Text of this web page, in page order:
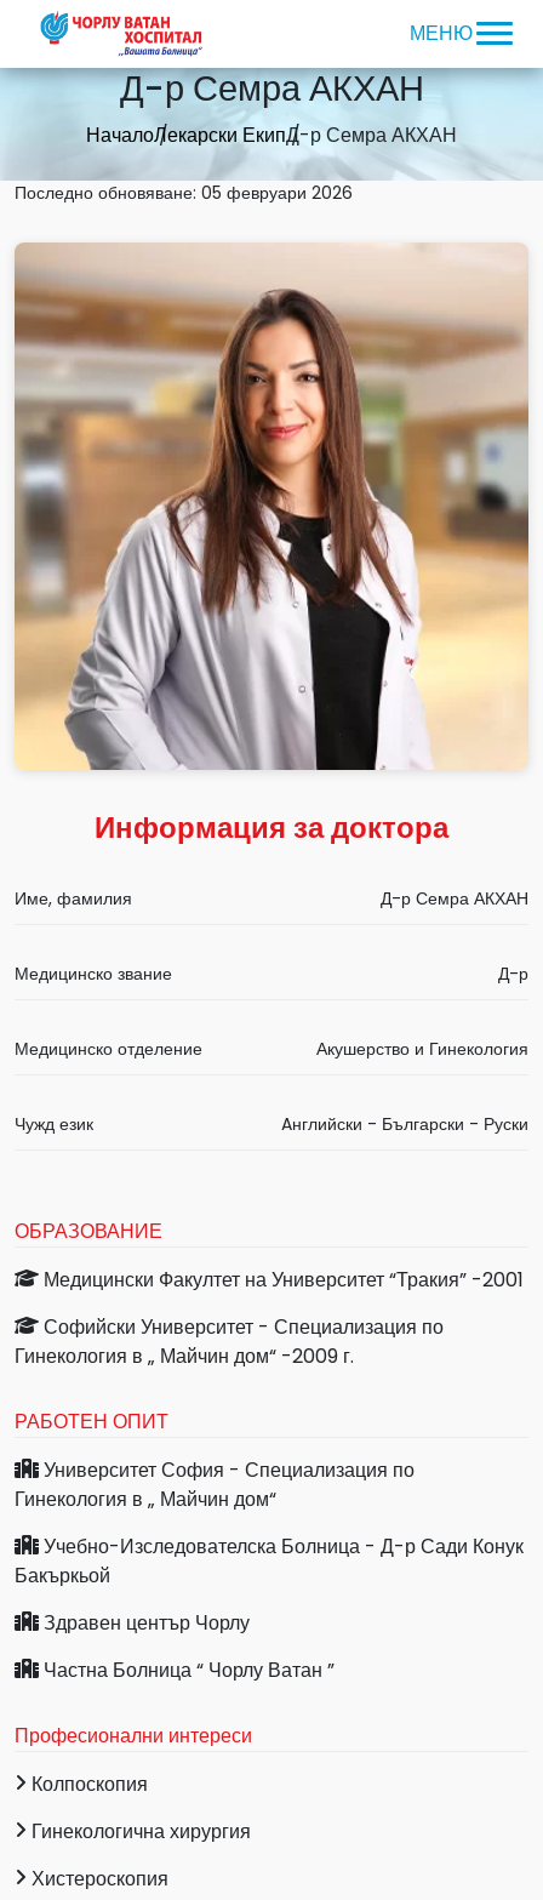
Д-р Семра АКХАН
НачалоЛекарски ЕкипД-р Семра АКХАН
Последно обновяване: 05 февруари 2026
Информация за доктора
Име, фамилия Д-р Семра АКХАН
Медицинско звание Д-р
Медицинско отделение Акушерство и Гинекология
Чужд език Aнглийски - Български - Руски
ОБРАЗОВАНИЕ
Медицински Факултет на Университет “Тракия” -2001
Софийски Университет - Специализация по
Гинекология в „ Майчин дом“ -2009 г.
РАБОТЕН ОПИТ
Университет София - Специализация по
Гинекология в „ Майчин дом“
Учебно-Изследователска Болница - Д-р Сади Конук
Бакъркьой
Здравен център Чорлу
Частна Болница “ Чорлу Ватан ”
Професионални интереси
Колпоскопия
Гинекологична хирургия
Хистероскопия